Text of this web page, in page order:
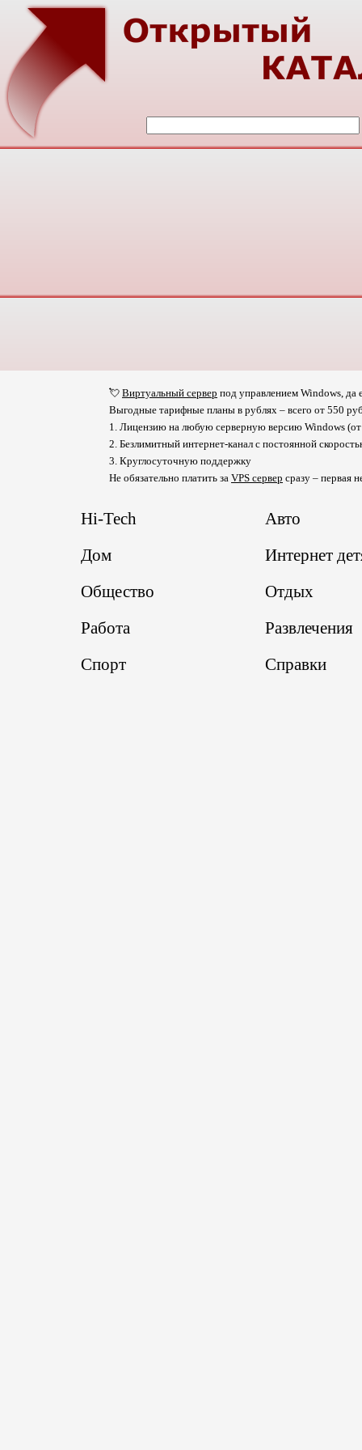
💘 Виртуальный сервер под управлением Windows, да
Выгодные тарифные планы в рублях – всего от 550
1. Лицензию на любую серверную версию Windows
2. Безлимитный интернет-канал с постоянной
3. Круглосуточную поддержку
Не обязательно платить за VPS сервер сразу – первая
Hi-Tech
Авто
Дом
Интернет
Общество
Отдых
Работа
Развлечения
Спорт
Справки